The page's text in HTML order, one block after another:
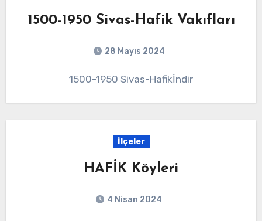
1500-1950 Sivas-Hafik Vakıfları
28 Mayıs 2024
1500-1950 Sivas-Hafikİndir
İlçeler
HAFİK Köyleri
4 Nisan 2024